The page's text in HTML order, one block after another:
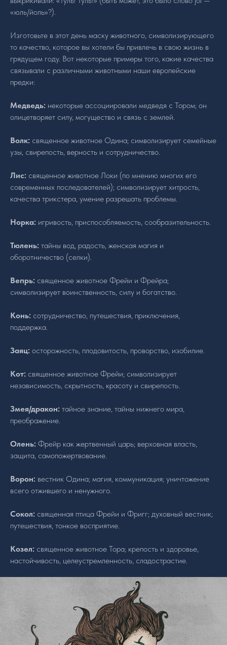
«юль/йоль»?).
Изготовьте в этот день маску животного, символизирующего
то качество, которое вы хотели бы привлечь в свою жизнь в
грядущем году. Вот некоторые примеры того, какие качества
связывали с различными животными наши европейские
предки:
Медведь: некоторые ассоциировали медведя с Тором; он
олицетворяет силу, могущество и связь с землей.
Волк: священное животное Одина; символизирует семейные
узы, свирепость, верность и сотрудничество.
Лис: священное животное Локи (по мнению многих его
современных последователей); символизирует хитрость,
качества трикстера, умение разрешать проблемы.
Норка: игривость, приспособляемость, сообразительность.
Тюлень: тайны вод, радость, женская магия и
оборотничество (селки).
Вепрь: священное животное Фрейи и Фрейра;
символизирует воинственность, силу и богатство.
Конь: сотрудничество, путешествия, приключения,
поддержка.
Заяц: осторожность, плодовитость, проворство, изобилие.
Кот: священное животное Фрейи; символизирует
независимость, скрытность, красоту и свирепость.
Змея/дракон: тайное знание, тайны нижнего мира,
преображение.
Олень: Фрейр как жертвенный царь; верховная власть,
защита, самопожертвование.
Ворон: вестник Одина; магия, коммуникация; уничтожение
всего отжившего и ненужного.
Сокол: священная птица Фрейи и Фригг; духовный вестник;
путешествия, тонкое восприятие.
Козел: священное животное Тора; крепость и здоровье,
настойчивость, целеустремленность, сладострастие.